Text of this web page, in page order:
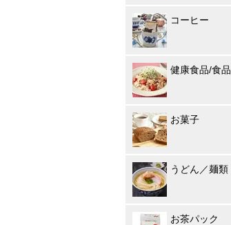
コーヒー
健康食品/食品
お菓子
うどん／麺類
お茶パック